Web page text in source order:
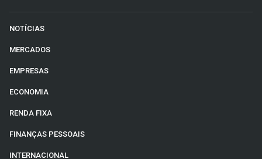
NOTÍCIAS
MERCADOS
EMPRESAS
ECONOMIA
RENDA FIXA
FINANÇAS PESSOAIS
INTERNACIONAL